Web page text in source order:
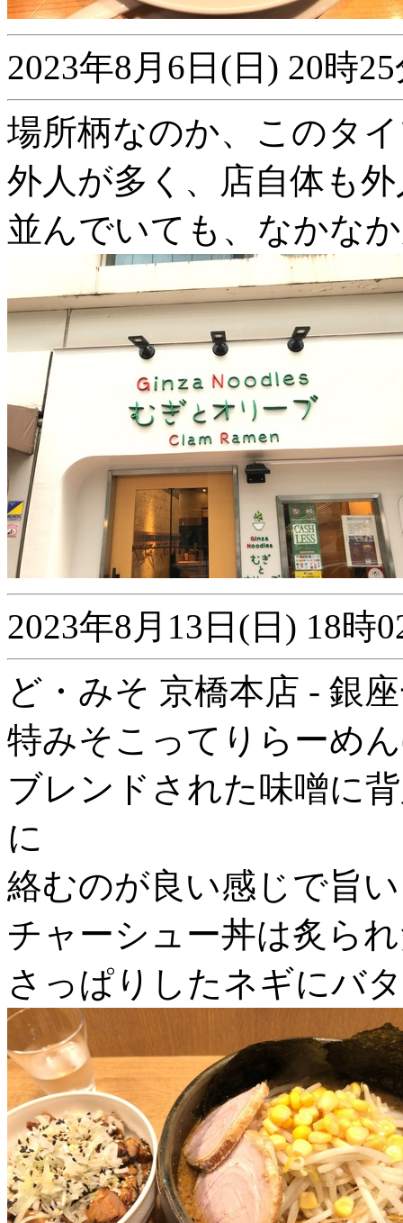
2023年8月6日(日) 20時
場所柄なのか、このタ
外人が多く、店自体も
並んでいても、なかな
2023年8月13日(日) 18時
ど・みそ 京橋本店 - 銀
特みそこってりらーめ
ブレンドされた味噌に
に
絡むのが良い感じで旨い
チャーシュー丼は炙ら
さっぱりしたネギにバ